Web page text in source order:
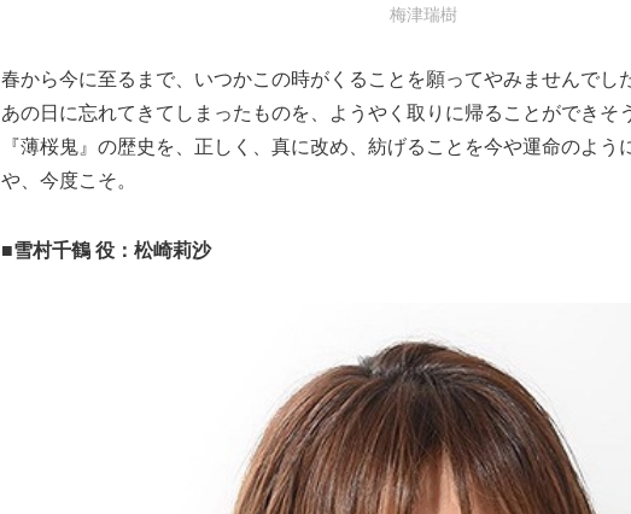
梅津瑞樹
春から今に至るまで、いつかこの時がくることを願ってやみませんでした
あの日に忘れてきてしまったものを、ようやく取りに帰ることができそ
『薄桜鬼』の歴史を、正しく、真に改め、紡げることを今や運命のよう
や、今度こそ。
■雪村千鶴 役：松崎莉沙